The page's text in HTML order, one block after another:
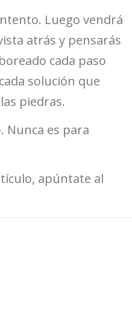
Luego vendrá
atrás y pensarás
cada paso
solución que
piedras.
Nunca es para
apúntate al